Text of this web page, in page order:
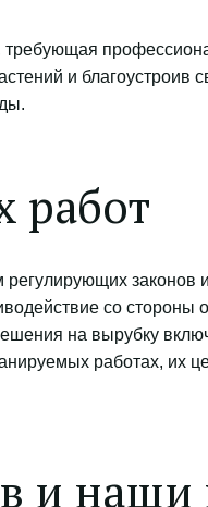
требующая
и благоустроив
работ
регулирующих
со стороны
на вырубку
работах, их
и наши